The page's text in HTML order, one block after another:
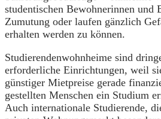
studentischen Bewohnerinnen und
Zumutung oder laufen gänzlich
erhalten werden zu können.
Studierendenwohnheime sind
erforderliche Einrichtungen, weil
günstiger Mietpreise gerade
gestellten Menschen ein Studium
Auch internationale Studierende,